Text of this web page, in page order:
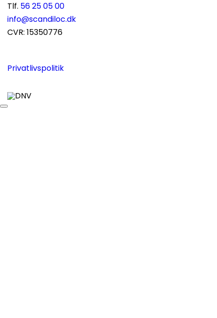
Tlf. 56 25 05 00
info@scandiloc.dk
CVR: 15350776
Privatlivspolitik